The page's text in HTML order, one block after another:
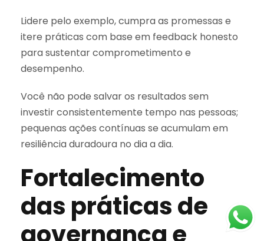
Lidere pelo exemplo, cumpra as promessas e
itere práticas com base em feedback honesto
para sustentar comprometimento e
desempenho.
Você não pode salvar os resultados sem
investir consistentemente tempo nas pessoas;
pequenas ações contínuas se acumulam em
resiliência duradoura no dia a dia.
Fortalecimento
das práticas de